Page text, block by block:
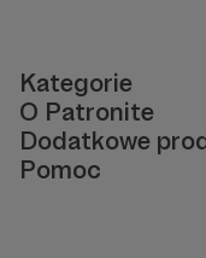
Kategorie
O Patronite
Dodatkowe
Pomoc